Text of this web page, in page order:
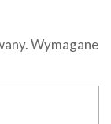
Wymagane